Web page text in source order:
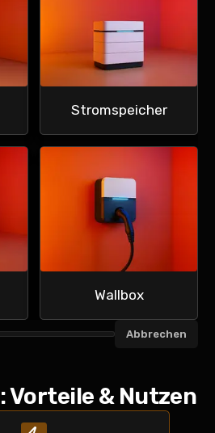
Stromspeicher
Wallbox
anfragen Abbrechen
Vorteile & Nutzen